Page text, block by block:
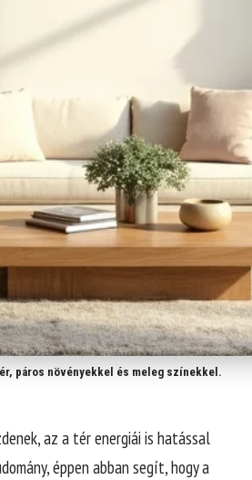
páros növényekkel és meleg színekkel.
az a tér energiái is hatással
éppen abban segít, hogy a